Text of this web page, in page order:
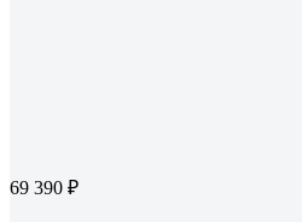
69 390 ₽